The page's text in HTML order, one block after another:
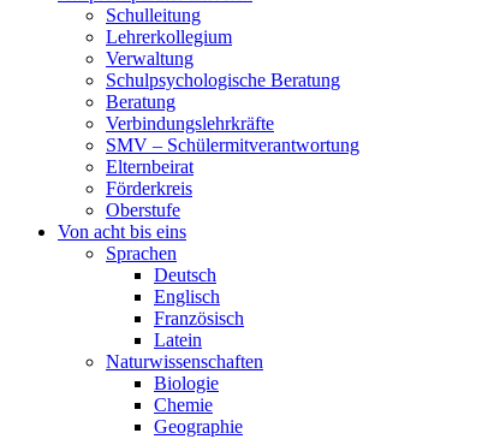
Schulleitung
Lehrerkollegium
Verwaltung
Schulpsychologische Beratung
Beratung
Verbindungslehrkräfte
SMV – Schülermitverantwortung
Elternbeirat
Förderkreis
Oberstufe
Von acht bis eins
Sprachen
Deutsch
Englisch
Französisch
Latein
Naturwissenschaften
Biologie
Chemie
Geographie